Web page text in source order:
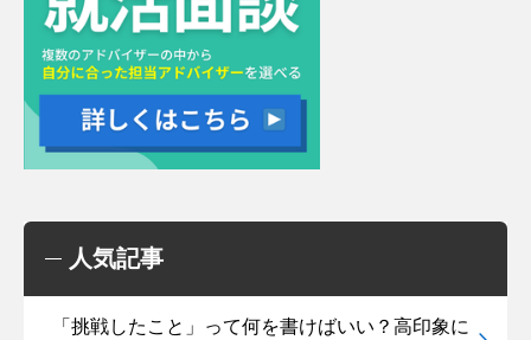
人気記事
「挑戦したこと」って何を書けばいい？高印象に